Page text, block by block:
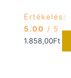
Értékelés:
5.00 / 5
1.858,00Ft